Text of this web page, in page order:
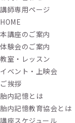
講師専用ページ
HOME
本講座のご案内
体験会のご案内
教室・レッスン
イベント・上映会
ご挨拶
胎内記憶とは
胎内記憶教育協会とは
講座スケジュール